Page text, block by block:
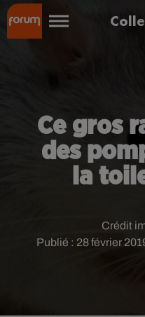
Ce gros
des
la
Publié : 28 février
Crédit